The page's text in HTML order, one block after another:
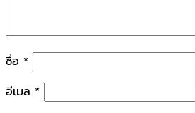
ชื่อ *
อีเมล *